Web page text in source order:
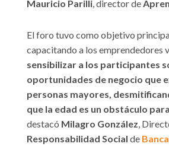
Mauricio Parilli, director de
El foro tuvo como objetivo
capacitando a los emprendedores
sensibilizar a los participantes
oportunidades de negocio que
personas mayores,
que la edad es un obstáculo
destacó Milagro González,
Responsabilidad Social de